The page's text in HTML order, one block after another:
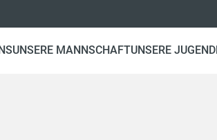
UNSERE MANNSCHAFTUNSERE JUGEND